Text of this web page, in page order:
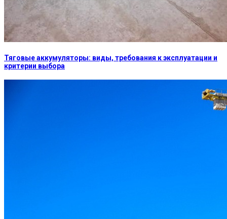
Тяговые аккумуляторы: виды, требования к эксплуатации и
критерии выбора